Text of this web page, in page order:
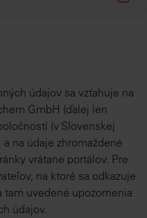
údajov sa vzťahuje na
GmbH (ďalej len
(v Slovenskej
na údaje zhromaždené
vrátane portálov. Pre
na ktoré sa odkazuje
uvedené upozornenia
údajov.